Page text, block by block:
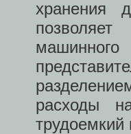
хранения
расходы
трудоемкий